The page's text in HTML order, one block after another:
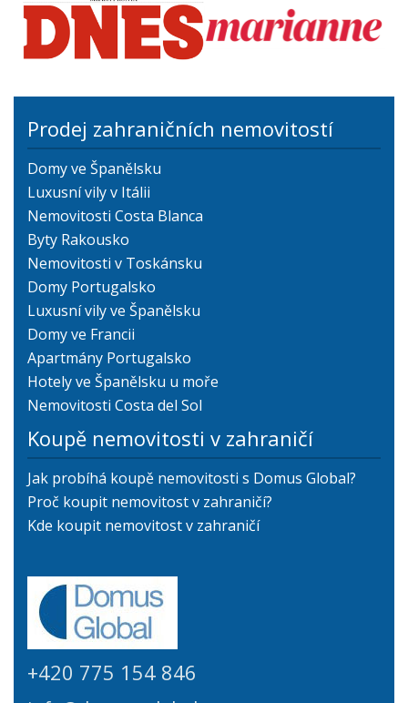
Prodej zahraničních nemovitostí
Domy ve Španělsku
Luxusní vily v Itálii
Nemovitosti Costa Blanca
Byty Rakousko
Nemovitosti v Toskánsku
Domy Portugalsko
Luxusní vily ve Španělsku
Domy ve Francii
Apartmány Portugalsko
Hotely ve Španělsku u moře
Nemovitosti Costa del Sol
Koupě nemovitosti v zahraničí
Jak probíhá koupě nemovitosti s Domus Global?
Proč koupit nemovitost v zahraničí?
Kde koupit nemovitost v zahraničí
+420 775 154 846